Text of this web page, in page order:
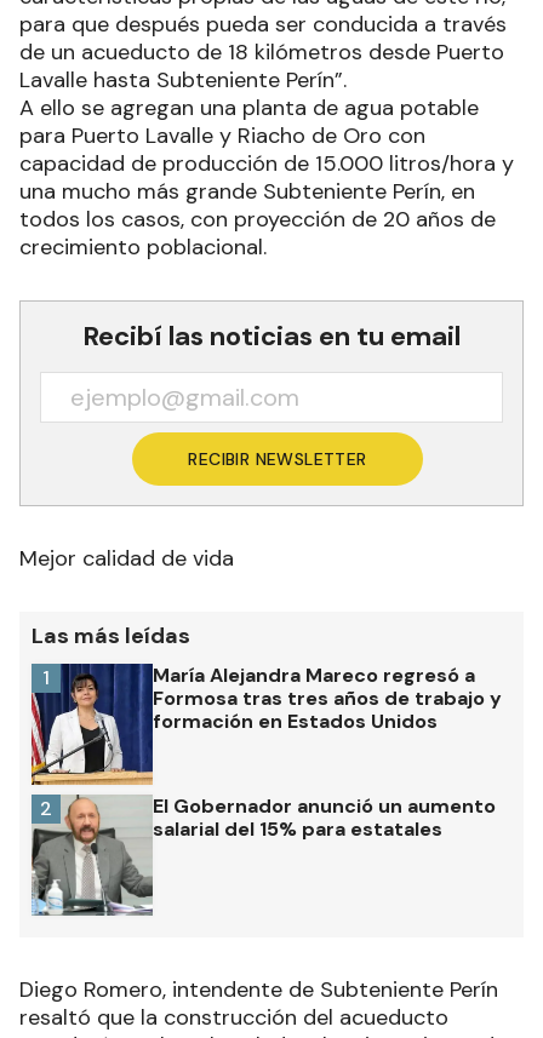
para que después pueda ser conducida a través
de un acueducto de 18 kilómetros desde Puerto
Lavalle hasta Subteniente Perín”.
A ello se agregan una planta de agua potable
para Puerto Lavalle y Riacho de Oro con
capacidad de producción de 15.000 litros/hora y
una mucho más grande Subteniente Perín, en
todos los casos, con proyección de 20 años de
crecimiento poblacional.
Recibí las noticias en tu email
RECIBIR NEWSLETTER
Mejor calidad de vida
Las más leídas
María Alejandra Mareco regresó a
Formosa tras tres años de trabajo y
formación en Estados Unidos
1
El Gobernador anunció un aumento
salarial del 15% para estatales
2
Diego Romero, intendente de Subteniente Perín
resaltó que la construcción del acueducto